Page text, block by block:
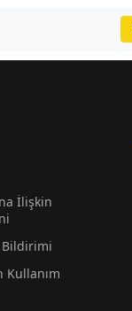
İlişkin
Bildirimi
Kullanım